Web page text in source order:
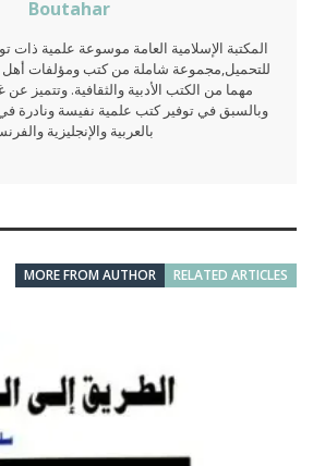
Boutahar
المكتبة الإسلامية العامة موسوعة علمية ذات
للتحميل,مجموعة شاملة من كتب ومؤلفات أهل
مهما من الكتب الأدبية والثقافية. وتتميز عن
وبالسبق في توفير كتب علمية نفيسة ونادرة
بالعربية والإنجليزية
RELATED ARTICLES
MORE FROM AUTHOR